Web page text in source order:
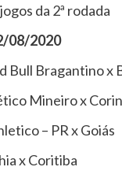
da 2ª rodada
08/2020
Bull Bragantino x
Mineiro x
– PR x Goiás
x Coritiba